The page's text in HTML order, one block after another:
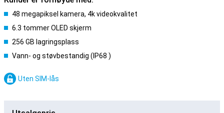
48 megapiksel kamera, 4k videokvalitet
6.3 tommer OLED skjerm
256 GB lagringsplass
Vann- og støvbestandig (IP68 )
Uten SIM-lås